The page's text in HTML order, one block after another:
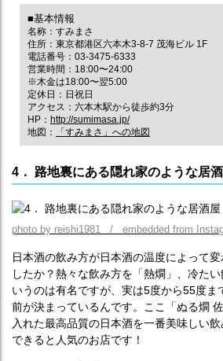
■基本情報
名称：すみまさ
住所：東京都港区六本木3‐8‐7 茂海ビル 1F
電話番号：03-3475-6333
営業時間：18:00〜24:00
※木金は18:00〜翌5:00
定休日：日祝日
アクセス：六本木駅から徒歩約3分
HP： http://sumimasa.jp/
地図：
「すみまさ」への地図
4． 路地裏にある隠れ家のような居
photo by reishi1981 / embedded from
日本酒の飲み方が日本酒の温度によって
したか？熱々な飲み方を「熱燗」、冷た
いうのは有名ですが、実は5度から55度ま
前が決まっているんです。ここ「ぬる燗
入れた最高品質の日本酒を一番美味しい
できると人気のお店です！